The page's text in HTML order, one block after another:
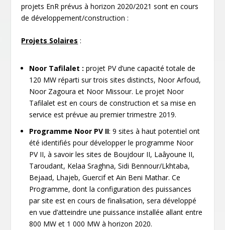
projets EnR prévus à horizon 2020/2021 sont en cours
de développement/construction :
Projets Solaires :
Noor Tafilalet : projet PV d’une capacité totale de
120 MW réparti sur trois sites distincts, Noor Arfoud,
Noor Zagoura et Noor Missour. Le projet Noor
Tafilalet est en cours de construction et sa mise en
service est prévue au premier trimestre 2019.
Programme Noor PV II: 9 sites à haut potentiel ont
été identifiés pour développer le programme Noor
PV II, à savoir les sites de Boujdour II, Laâyoune II,
Taroudant, Kelaa Sraghna, Sidi Bennour/Lkhtaba,
Bejaad, Lhajeb, Guercif et Ain Beni Mathar. Ce
Programme, dont la configuration des puissances
par site est en cours de finalisation, sera développé
en vue d’atteindre une puissance installée allant entre
800 MW et 1 000 MW à horizon 2020.